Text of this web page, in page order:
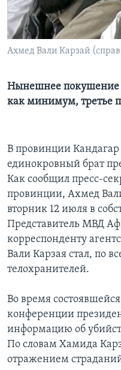
Learning English
СОЦИАЛЬНЫЕ СЕТИ
Ахмед Вали Карзай
Нынешнее покушение
как минимум, третье
В провинции
единокровный брат
Как сообщил пресс-
провинции, Ахмед
вторник 12 июля в
Представитель МВД
корреспонденту
Вали Карзая стал, по
телохранителей.
Во время
конференции
информацию об
По словам Хамида
отражением